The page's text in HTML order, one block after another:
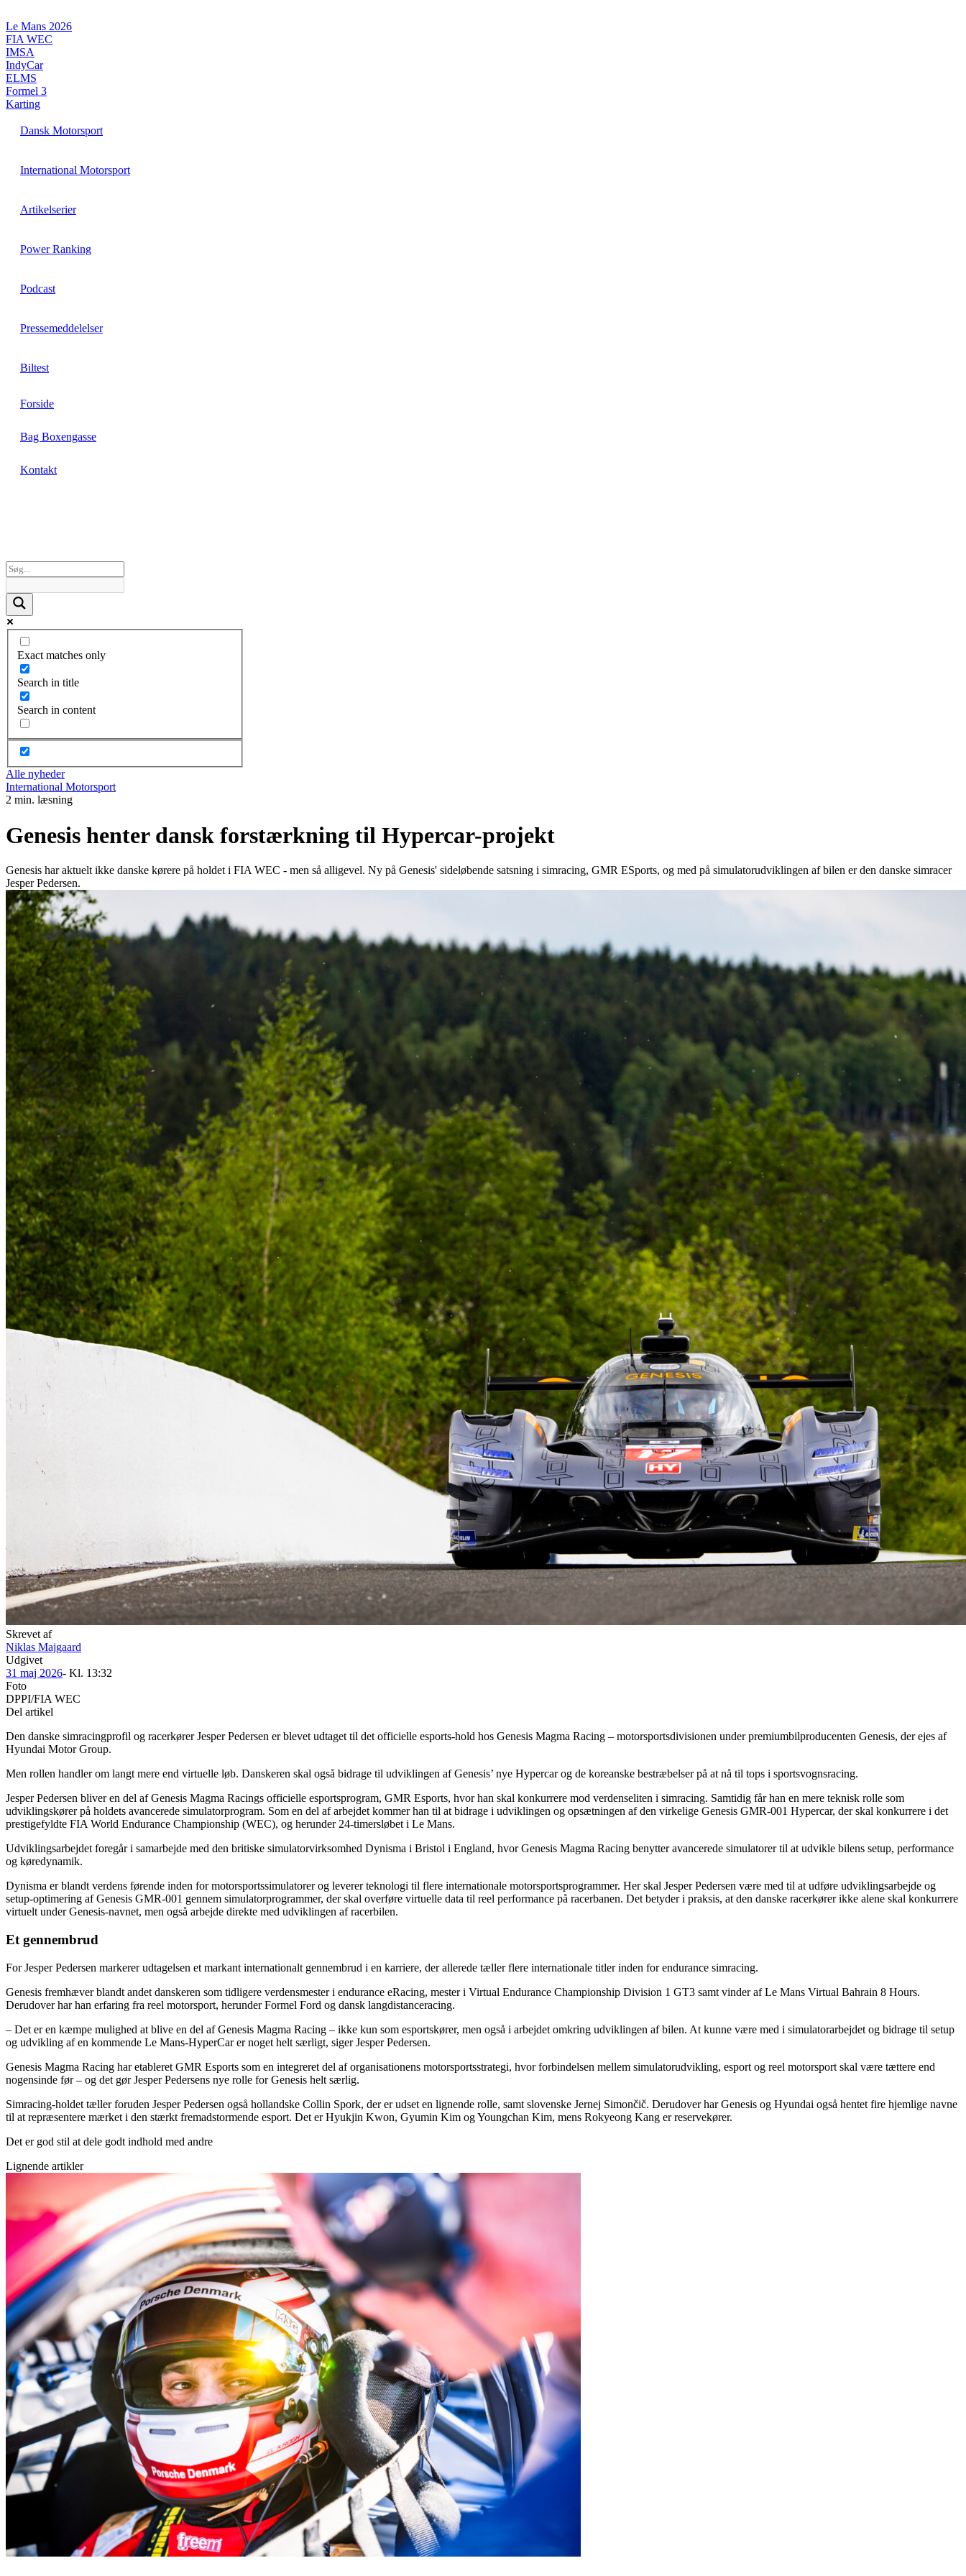
til
indhold
Le Mans 2026
FIA WEC
IMSA
IndyCar
ELMS
Formel 3
Karting
Dansk Motorsport
International Motorsport
Artikelserier
Power Ranking
Podcast
Pressemeddelelser
Biltest
Forside
Bag Boxengasse
Kontakt
Exact matches only
Search in title
Search in content
Alle nyheder
International Motorsport
2 min. læsning
Genesis henter dansk forstærkning til Hypercar-projekt
Genesis har aktuelt ikke danske kørere på holdet i FIA WEC - men så alligevel. Ny på Genesis' sideløbende satsning i simracing, GMR ESports, og med på simulatorudviklingen af bilen er den danske simracer
Jesper Pedersen.
Skrevet af
Niklas Majgaard
Udgivet
31 maj 2026- Kl. 13:32
Foto
DPPI/FIA WEC
Del artikel
Den danske simracingprofil og racerkører Jesper Pedersen er blevet udtaget til det officielle esports-hold hos Genesis Magma Racing – motorsportsdivisionen under premiumbilproducenten Genesis, der ejes af
Hyundai Motor Group.
Men rollen handler om langt mere end virtuelle løb. Danskeren skal også bidrage til udviklingen af Genesis’ nye Hypercar og de koreanske bestræbelser på at nå til tops i sportsvognsracing.
Jesper Pedersen bliver en del af Genesis Magma Racings officielle esportsprogram, GMR Esports, hvor han skal konkurrere mod verdenseliten i simracing. Samtidig får han en mere teknisk rolle som
udviklingskører på holdets avancerede simulatorprogram. Som en del af arbejdet kommer han til at bidrage i udviklingen og opsætningen af den virkelige Genesis GMR-001 Hypercar, der skal konkurrere i det
prestigefyldte FIA World Endurance Championship (WEC), og herunder 24-timersløbet i Le Mans.
Udviklingsarbejdet foregår i samarbejde med den britiske simulatorvirksomhed Dynisma i Bristol i England, hvor Genesis Magma Racing benytter avancerede simulatorer til at udvikle bilens setup, performance
og køredynamik.
Dynisma er blandt verdens førende inden for motorsportssimulatorer og leverer teknologi til flere internationale motorsportsprogrammer. Her skal Jesper Pedersen være med til at udføre udviklingsarbejde og
setup-optimering af Genesis GMR-001 gennem simulatorprogrammer, der skal overføre virtuelle data til reel performance på racerbanen. Det betyder i praksis, at den danske racerkører ikke alene skal konkurrere
virtuelt under Genesis-navnet, men også arbejde direkte med udviklingen af racerbilen.
Et gennembrud
For Jesper Pedersen markerer udtagelsen et markant internationalt gennembrud i en karriere, der allerede tæller flere internationale titler inden for endurance simracing.
Genesis fremhæver blandt andet danskeren som tidligere verdensmester i endurance eRacing, mester i Virtual Endurance Championship Division 1 GT3 samt vinder af Le Mans Virtual Bahrain 8 Hours.
Derudover har han erfaring fra reel motorsport, herunder Formel Ford og dansk langdistanceracing.
– Det er en kæmpe mulighed at blive en del af Genesis Magma Racing – ikke kun som esportskører, men også i arbejdet omkring udviklingen af bilen. At kunne være med i simulatorarbejdet og bidrage til setup
og udvikling af en kommende Le Mans-HyperCar er noget helt særligt, siger Jesper Pedersen.
Genesis Magma Racing har etableret GMR Esports som en integreret del af organisationens motorsportsstrategi, hvor forbindelsen mellem simulatorudvikling, esport og reel motorsport skal være tættere end
nogensinde før – og det gør Jesper Pedersens nye rolle for Genesis helt særlig.
Simracing-holdet tæller foruden Jesper Pedersen også hollandske Collin Spork, der er udset en lignende rolle, samt slovenske Jernej Simončič. Derudover har Genesis og Hyundai også hentet fire hjemlige navne
til at repræsentere mærket i den stærkt fremadstormende esport. Det er Hyukjin Kwon, Gyumin Kim og Youngchan Kim, mens Rokyeong Kang er reservekører.
Det er god stil at dele godt indhold med andre
Lignende artikler